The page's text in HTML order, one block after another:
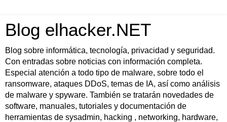
Blog elhacker.NET
Blog sobre informática, tecnología, privacidad y seguridad.
Con entradas sobre noticias con información completa.
Especial atención a todo tipo de malware, sobre todo el
ransomware, ataques DDoS, temas de IA, así como análisis
de malware y spyware. También se tratarán novedades de
software, manuales, tutoriales y documentación de
herramientas de sysadmin, hacking , networking, hardware,